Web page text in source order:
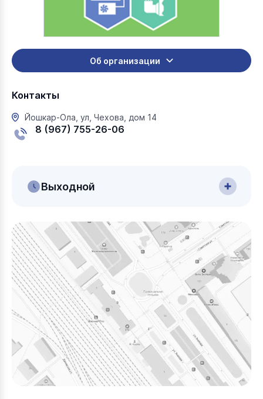
Об организации
Контакты
Йошкар-Ола, ул, Чехова, дом 14
8 (967) 755-26-06
Выходной